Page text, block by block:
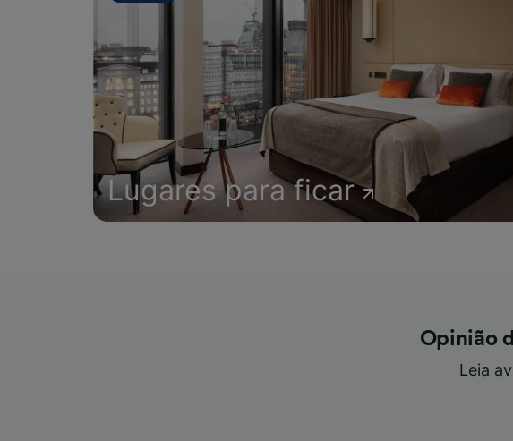
Lugares para ficar
Opinião
Leia